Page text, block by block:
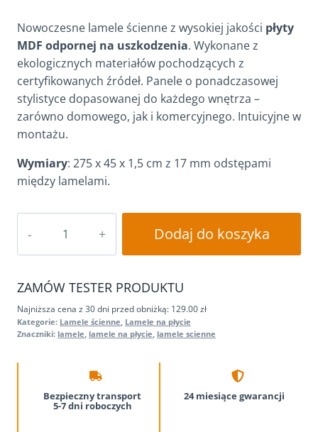
129.00
WYNOSI:
91.90 ZŁ.
Nowoczesne lamele ścienne z wysokiej jakości płyty
MDF odpornej na uszkodzenia. Wykonane z
ekologicznych materiałów pochodzących z
certyfikowanych źródeł. Panele o ponadczasowej
stylistyce dopasowanej do każdego wnętrza –
zarówno domowego, jak i komercyjnego. Intuicyjne w
montażu.
Wymiary: 275 x 45 x 1,5 cm z 17 mm odstępami
między lamelami.
Lamele
Ścienne
Płycie
275x45cm
Panele
DĄB
Dodaj do koszyka
ZAMÓW TESTER PRODUKTU
Najniższa cena z 30 dni przed obniżką: 129.00 zł
Kategorie: Lamele ścienne Lamele na płycie
Znaczniki: lamele lamele na płycie lamele scienne
Bezpieczny transport
5-7 dni roboczych
24 miesiącegwarancji